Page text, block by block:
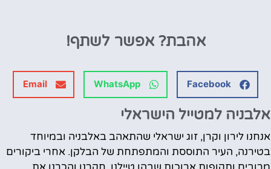
אהבת? אפשר לשתף!
Facebook
WhatsApp
Email
אלבניה למטייל הישראלי
אנחנו לירון וקרן, זוג ישראלי שהתאהב באלבניה ובמיוחד
בטירנה, העיר התוססת והמתפתחת של הבלקן. אחרי ביקורים